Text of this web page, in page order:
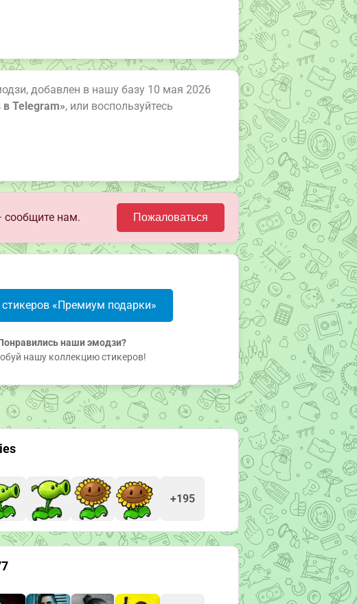
добавлен в нашу базу 10 мая 2026
Telegram», или воспользуйтесь
сообщите нам. Пожаловаться
«Премиум подарки»
наши эмодзи?
нашу коллекцию стикеров!
+195